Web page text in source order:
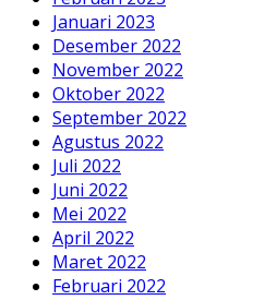
Januari 2023
Desember 2022
November 2022
Oktober 2022
September 2022
Agustus 2022
Juli 2022
Juni 2022
Mei 2022
April 2022
Maret 2022
Februari 2022